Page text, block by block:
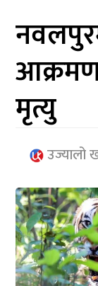
आर्थिक
मनोरञ्जन
खेलकुद
प्रबास
युनिकोड
मृत्यु
उज्यालो